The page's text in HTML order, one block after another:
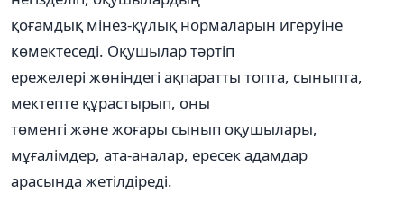
қоғамдық мінез-құлық нормаларын игеруіне
көмектеседі. Оқушылар тәртіп
ережелері жөніндегі ақпаратты топта, сыныпта,
мектепте құрастырып, оны
төменгі және жоғары сынып оқушылары,
мұғалімдер, ата-аналар, ересек адамдар
арасында жетілдіреді.